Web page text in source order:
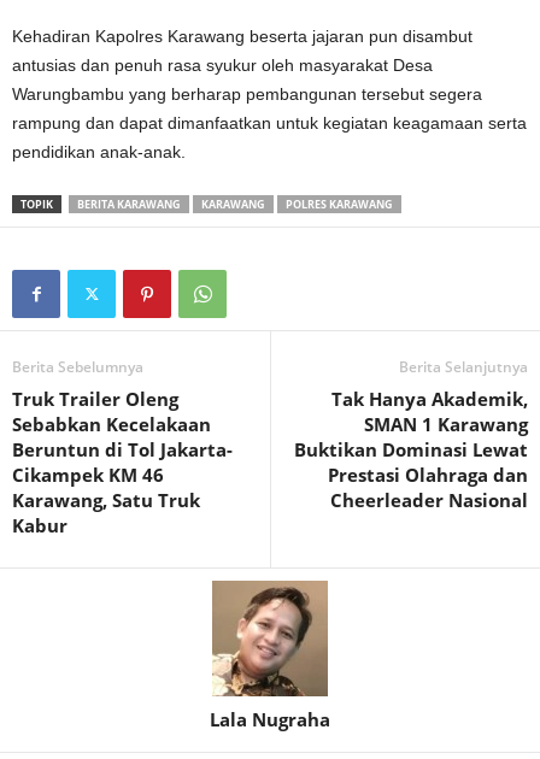
Kehadiran Kapolres Karawang beserta jajaran pun disambut
antusias dan penuh rasa syukur oleh masyarakat Desa
Warungbambu yang berharap pembangunan tersebut segera
rampung dan dapat dimanfaatkan untuk kegiatan keagamaan serta
pendidikan anak-anak.
TOPIK BERITA KARAWANG KARAWANG POLRES KARAWANG
Berita Sebelumnya
Truk Trailer Oleng
Sebabkan Kecelakaan
Beruntun di Tol Jakarta-
Cikampek KM 46
Karawang, Satu Truk
Kabur
Berita Selanjutnya
Tak Hanya Akademik,
SMAN 1 Karawang
Buktikan Dominasi Lewat
Prestasi Olahraga dan
Cheerleader Nasional
Lala Nugraha